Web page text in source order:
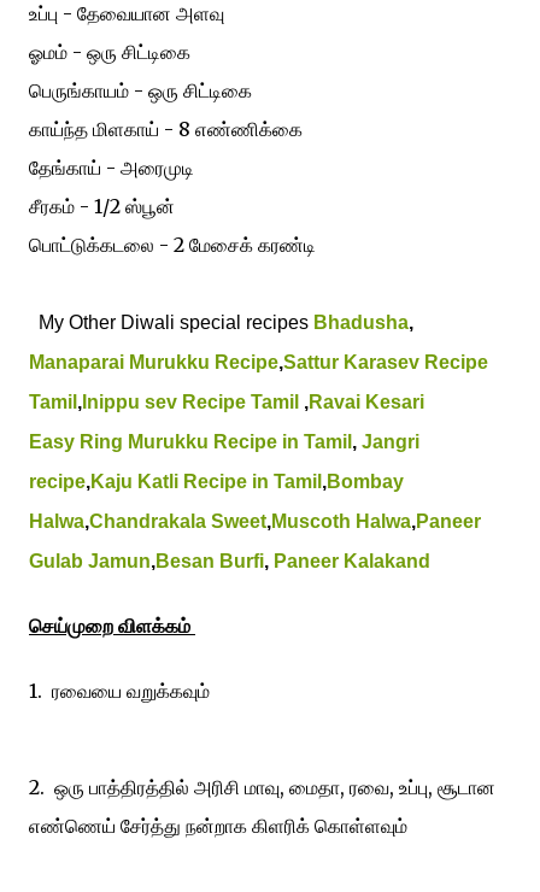
உப்பு - தேவையான அளவு
ஓமம் - ஒரு சிட்டிகை
பெருங்காயம் - ஒரு சிட்டிகை
காய்ந்த மிளகாய் - 8 எண்ணிக்கை
தேங்காய் - அரைமுடி
சீரகம் - 1/2 ஸ்பூன்
பொட்டுக்கடலை - 2 மேசைக் கரண்டி
My Other Diwali special recipes Bhadusha,
Manaparai Murukku Recipe,Sattur Karasev Recipe
Tamil , Inippu sev Recipe Tamil ,Ravai Kesari
Easy Ring Murukku Recipe in Tamil , Jangri
recipe,Kaju Katli Recipe in Tamil ,Bombay
Halwa,Chandrakala Sweet,Muscoth Halwa,Paneer
Gulab Jamun,Besan Burfi, Paneer Kalakand
செய்முறை விளக்கம்
1. ரவையை வறுக்கவும்
2. ஒரு பாத்திரத்தில் அரிசி மாவு, மைதா, ரவை, உப்பு, சூடான
எண்ணெய் சேர்த்து நன்றாக கிளரிக் கொள்ளவும்